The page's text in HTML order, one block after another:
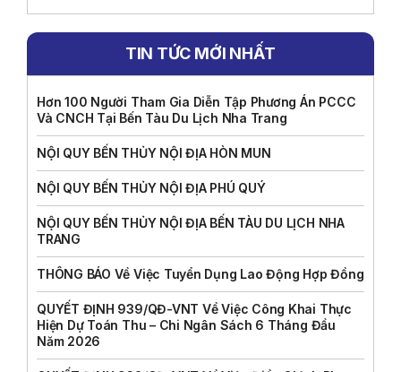
TIN TỨC MỚI NHẤT
Hơn 100 Người Tham Gia Diễn Tập Phương Án PCCC
Và CNCH Tại Bến Tàu Du Lịch Nha Trang
NỘI QUY BẾN THỦY NỘI ĐỊA HÒN MUN
NỘI QUY BẾN THỦY NỘI ĐỊA PHÚ QUÝ
NỘI QUY BẾN THỦY NỘI ĐỊA BẾN TÀU DU LỊCH NHA
TRANG
THÔNG BÁO Về Việc Tuyển Dụng Lao Động Hợp Đồng
QUYẾT ĐỊNH 939/QĐ-VNT Về Việc Công Khai Thực
Hiện Dự Toán Thu – Chi Ngân Sách 6 Tháng Đầu
Năm 2026